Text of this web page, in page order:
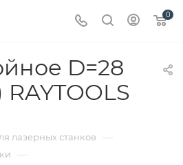
0
D=28
лазерных станков —
—